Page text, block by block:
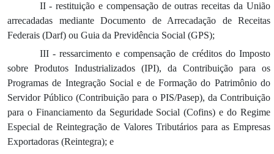
II - restituição e compensação de outras receitas da União
arrecadadas mediante Documento de Arrecadação de Receitas
Federais (Darf) ou Guia da Previdência Social (GPS);
III - ressarcimento e compensação de créditos do Imposto
sobre Produtos Industrializados (IPI), da Contribuição para os
Programas de Integração Social e de Formação do Patrimônio do
Servidor Público (Contribuição para o PIS/Pasep), da Contribuição
para o Financiamento da Seguridade Social (Cofins) e do Regime
Especial de Reintegração de Valores Tributários para as Empresas
Exportadoras (Reintegra); e